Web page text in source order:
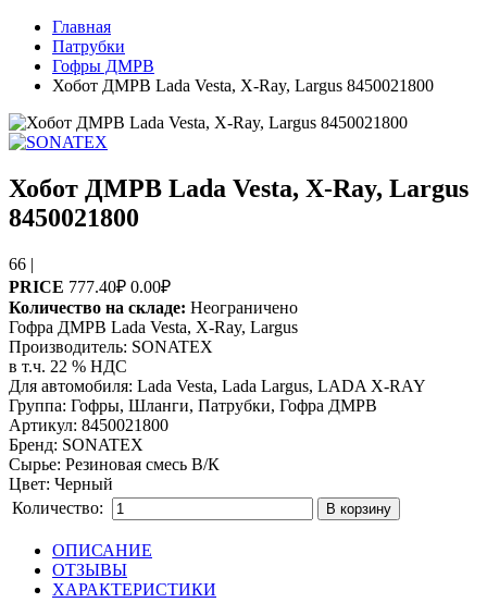
Главная
Патрубки
Гофры ДМРВ
Хобот ДМРВ Lada Vesta, X-Ray, Largus 8450021800
Хобот ДМРВ Lada Vesta, X-Ray, Largus
8450021800
66 |
PRICE 777.40₽ 0.00₽
Количество на складе: Неограничено
Гофра ДМРВ Lada Vesta, X-Ray, Largus
Производитель: SONATEX
в т.ч. 22 % НДС
Для автомобиля: Lada Vesta, Lada Largus, LADA X-RAY
Группа: Гофры, Шланги, Патрубки, Гофра ДМРВ
Артикул: 8450021800
Бренд: SONATEX
Сырье: Резиновая смесь В/К
Цвет: Черный
Количество:
В корзину
ОПИСАНИЕ
ОТЗЫВЫ
ХАРАКТЕРИСТИКИ